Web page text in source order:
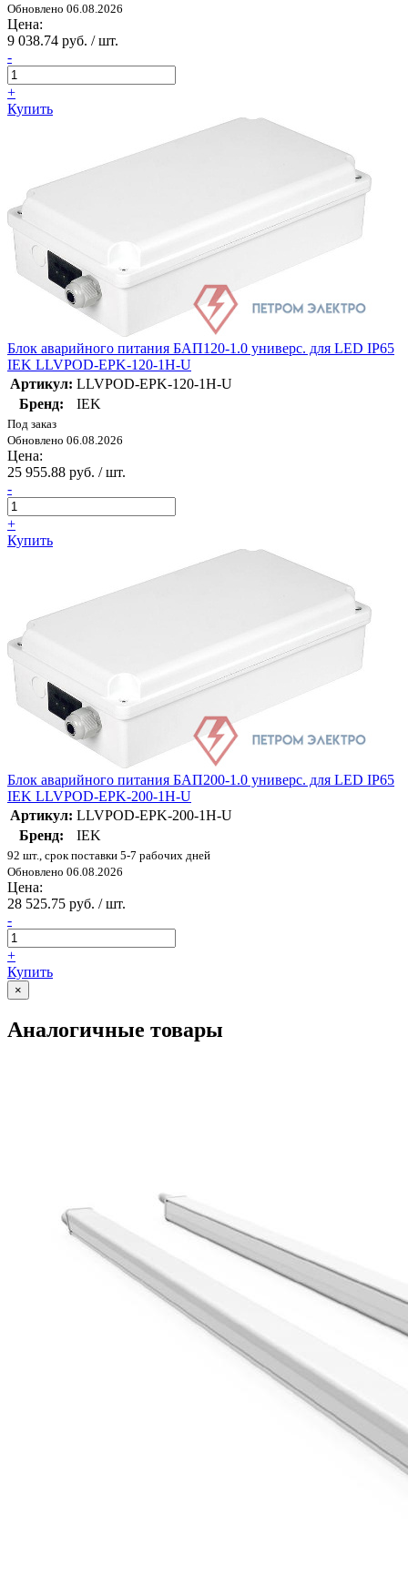
Обновлено 06.08.2026
Цена:
9 038.74 руб. / шт.
-
+
Купить
Блок аварийного питания БАП120-1.0 универс. для LED IP65
IEK LLVPOD-EPK-120-1H-U
Артикул: LLVPOD-EPK-120-1H-U
Бренд:
IEK
Под заказ
Обновлено 06.08.2026
Цена:
25 955.88 руб. / шт.
-
+
Купить
Блок аварийного питания БАП200-1.0 универс. для LED IP65
IEK LLVPOD-EPK-200-1H-U
Артикул: LLVPOD-EPK-200-1H-U
Бренд:
IEK
92 шт., срок поставки 5-7 рабочих дней
Обновлено 06.08.2026
Цена:
28 525.75 руб. / шт.
-
+
Купить
×
Аналогичные товары